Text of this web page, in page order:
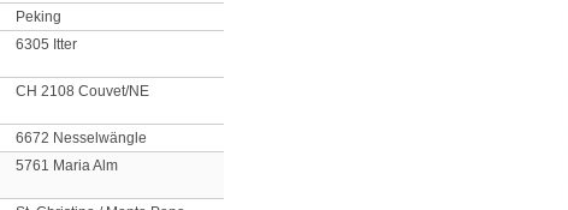
Peking
6305 Itter
CH 2108 Couvet/NE
6672 Nesselwängle
5761 Maria Alm